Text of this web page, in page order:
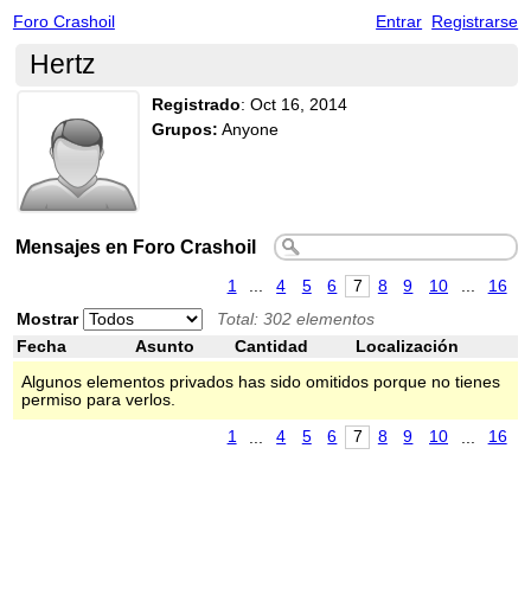
Foro Crashoil Entrar Registrarse
Hertz
Registrado: Oct 16, 2014
Grupos: Anyone
Mensajes en Foro Crashoil
1 4 5 6 7 8 9 10
16
Mostrar
Total: 302 elementos
Fecha
Asunto Cantidad
Localización
Algunos elementos privados has sido omitidos porque no tienes
permiso para verlos.
1 4 5 6 7 8 9 10 16